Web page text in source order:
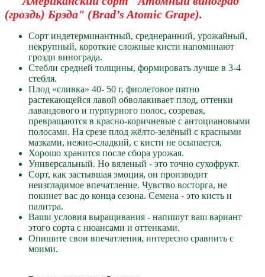
(гроздь) Брэда" (Brad’s Atomic Grape).
Сорт индетерминантный, среднеранний, урожайный,
некрупный, короткие сложные кисти напоминают
грозди винограда.
Стебли средней толщины, формировать лучше в 3-4
стебля.
Плод «сливка» 40- 50 г, фиолетовое пятно
растекающейся лавой обволакивает плод, оттенки
лавандового и пурпурного полос, созревая,
превращаются в красно-коричневые с антоциановыми
полосами. На срезе плод жёлто-зелёный с красными
мазками, нежно-сладкий, с кисти не осыпается,
Хорошо хранится после сбора урожая.
Универсальный. Но вяленый - это точно сухофрукт.
Сорт, как застывшая эмоция, он производит
неизгладимое впечатление. Чувство восторга, не
покинет вас до конца сезона. Семена - это кисть и
палитра.
Ваши условия выращивания - напишут ваш вариант
этого сорта с нюансами и оттенками.
Опишите свои впечатления, интересно сравнить с
моими.